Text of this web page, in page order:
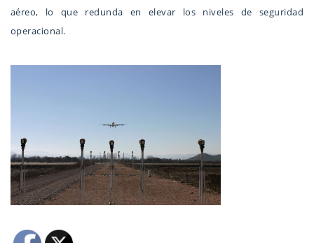
aéreo, lo que redunda en elevar los niveles de seguridad
operacional.